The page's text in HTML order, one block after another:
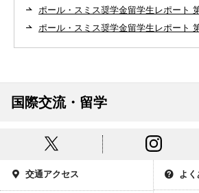
ポール・スミス奨学金留学生レポート
ポール・スミス奨学金留学生レポート
国際交流・留学
交通アクセス よ